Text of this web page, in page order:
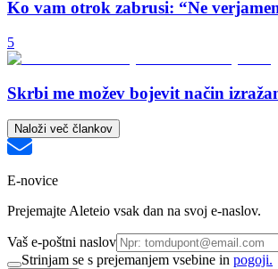
Ko vam otrok zabrusi: “Ne
5
Skrbi me možev bojevit način
Naloži več člankov
E-novice
Prejemajte Aleteio vsak dan na svoj e-naslov.
Vaš e-poštni naslov
Strinjam se s prejemanjem vsebine in pogoji.